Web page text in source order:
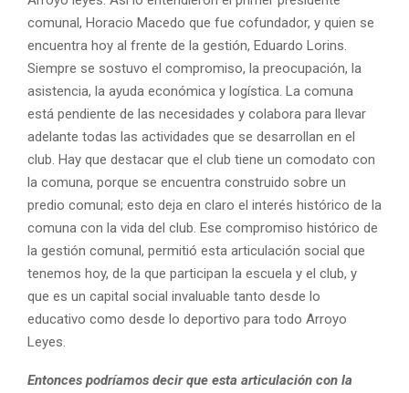
comunal, Horacio Macedo que fue cofundador, y quien se
encuentra hoy al frente de la gestión, Eduardo Lorins.
Siempre se sostuvo el compromiso, la preocupación, la
asistencia, la ayuda económica y logística. La comuna
está pendiente de las necesidades y colabora para llevar
adelante todas las actividades que se desarrollan en el
club. Hay que destacar que el club tiene un comodato con
la comuna, porque se encuentra construido sobre un
predio comunal; esto deja en claro el interés histórico de la
comuna con la vida del club. Ese compromiso histórico de
la gestión comunal, permitió esta articulación social que
tenemos hoy, de la que participan la escuela y el club, y
que es un capital social invaluable tanto desde lo
educativo como desde lo deportivo para todo Arroyo
Leyes.
Entonces podríamos decir que esta articulación con la